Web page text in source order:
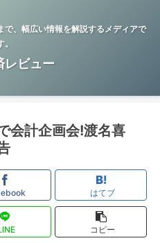
、幅広い情報を解説するメディアで
。
レビュー
会計企画会!渡名喜
はてブ
コピー